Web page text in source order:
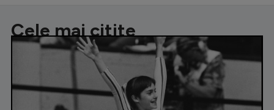
Cele mai citite